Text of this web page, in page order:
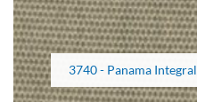
3740 - Panama Integral